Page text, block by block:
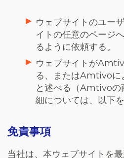
ウェブサイトのユー
イトの任意のページ
るように依頼する。
ウェブサイトが
る、またはAmtivoに
と述べる（Amtivoの
細については、以下
免責事項
当社は、本ウェブサイトを